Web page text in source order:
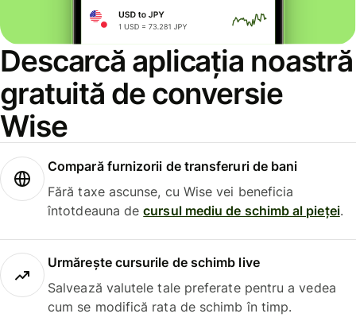
Descarcă aplicația noastră
gratuită de conversie
Wise
Compară furnizorii de transferuri de bani
Fără taxe ascunse, cu Wise vei beneficia
întotdeauna decursul mediu de schimb al pieței.
Urmărește cursurile de schimb live
Salvează valutele tale preferate pentru a vedea
cum se modifică rata de schimb în timp.